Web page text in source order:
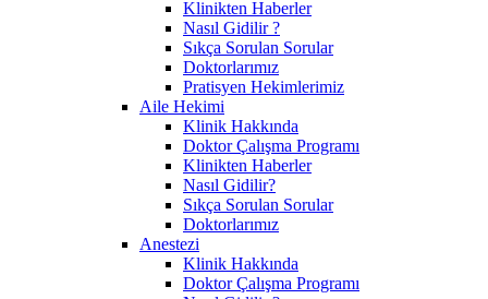
Klinikten Haberler
Nasıl Gidilir ?
Sıkça Sorulan Sorular
Doktorlarımız
Pratisyen Hekimlerimiz
Aile Hekimi
Klinik Hakkında
Doktor Çalışma Programı
Klinikten Haberler
Nasıl Gidilir?
Sıkça Sorulan Sorular
Doktorlarımız
Anestezi
Klinik Hakkında
Doktor Çalışma Programı